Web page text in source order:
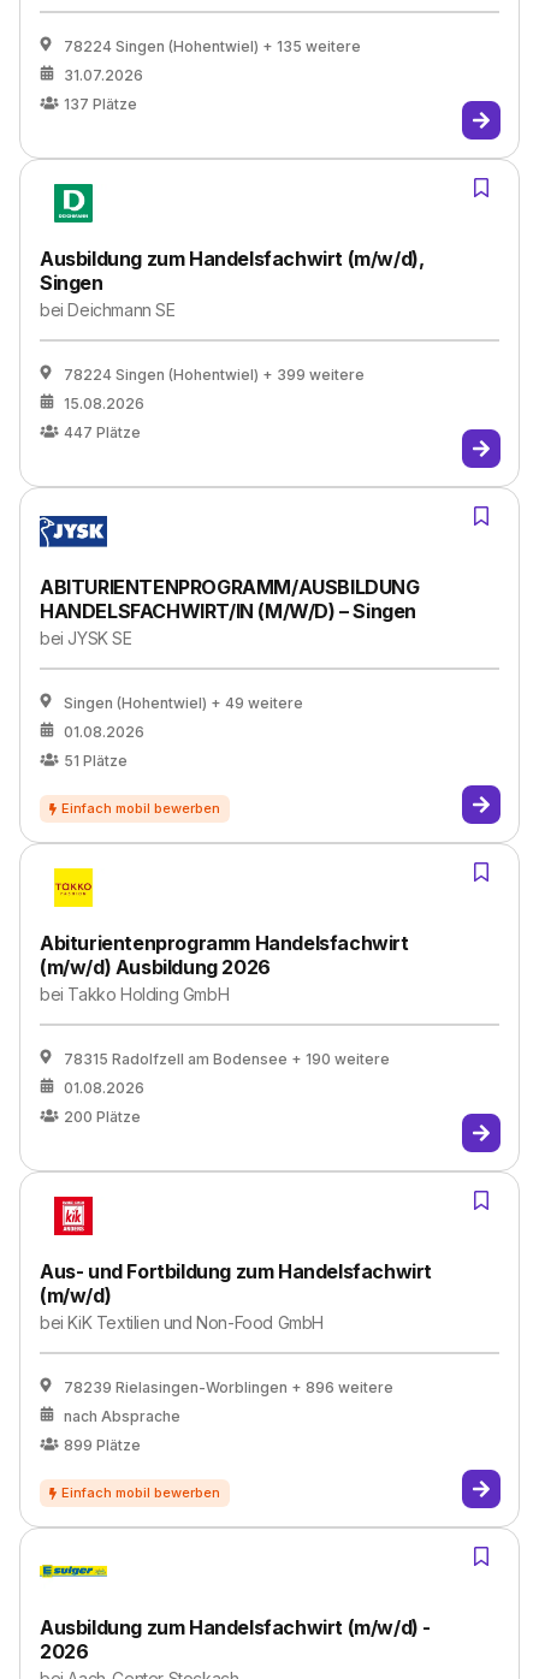
78224 Singen (Hohentwiel) + 135 weitere
31.07.2026
137 Plätze
Ausbildung zum Handelsfachwirt (m/w/d),
Singen
beiDeichmann SE
78224 Singen (Hohentwiel) + 399 weitere
15.08.2026
447 Plätze
ABITURIENTENPROGRAMM/AUSBILDUNG
HANDELSFACHWIRT/IN (M/W/D) – Singen
bei JYSK SE
Singen (Hohentwiel) + 49 weitere
01.08.2026
51 Plätze
Abiturientenprogramm Handelsfachwirt
(m/w/d) Ausbildung 2026
bei Takko Holding GmbH
78315 Radolfzell am Bodensee + 190 weitere
01.08.2026
200 Plätze
Aus- und Fortbildung zum Handelsfachwirt
(m/w/d)
beiKiK Textilien und Non-Food GmbH
78239 Rielasingen-Worblingen + 896 weitere
nach Absprache
899 Plätze
Ausbildung zum Handelsfachwirt (m/w/d) -
2026